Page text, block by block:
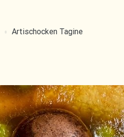
Artischocken Tagine